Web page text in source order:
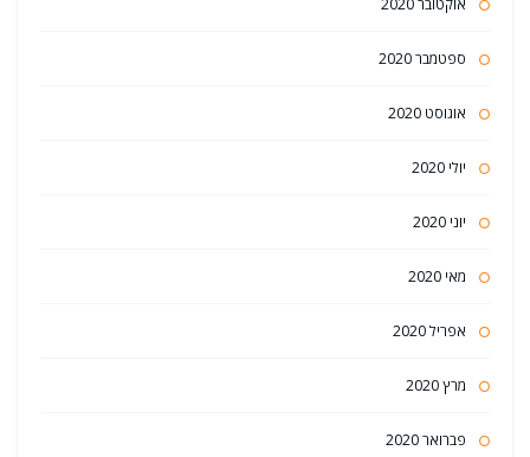
אוקטובר 2020
ספטמבר 2020
אוגוסט 2020
יולי 2020
יוני 2020
מאי 2020
אפריל 2020
מרץ 2020
פברואר 2020